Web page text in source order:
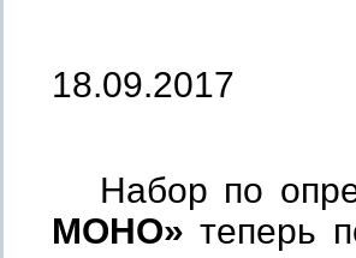
18.09.2017
Набор по
МОНО» теперь